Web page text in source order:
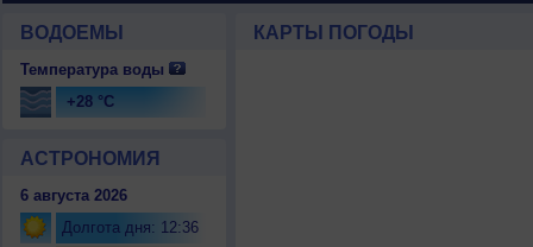
ВОДОЕМЫ
Температура воды
+28 °C
АСТРОНОМИЯ
6 августа 2026
Долгота дня: 12:36
КАРТЫ ПОГОДЫ